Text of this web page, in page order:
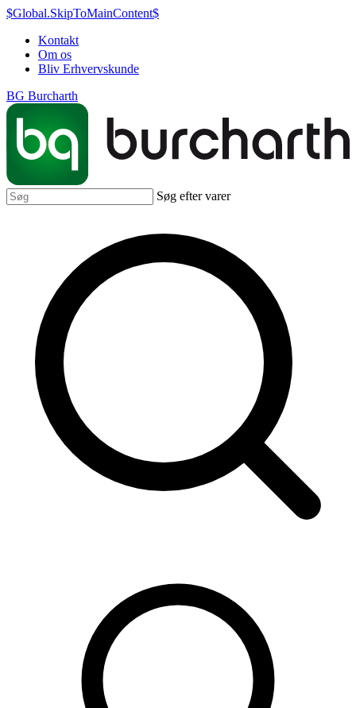
$Global.SkipToMainContent$
Kontakt
Om os
Bliv Erhvervskunde
BG Burcharth
Søg efter varer